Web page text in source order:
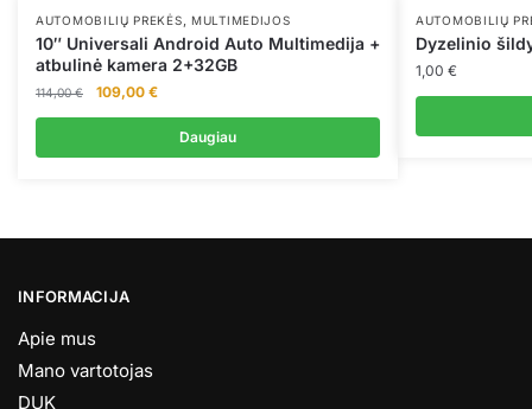
AUTOMOBILIŲ PREKĖS,MULTIMEDIJOS
10″ Universali Android Auto Multimedija +
atbulinė kamera 2+32GB
114,00€
Original
price
114,00 €.
109,00 €Current
price
109,00 €.
Daugiau
AUTOMOBILIŲ
Dyzelinio
1,00 €
INFORMACIJA
Apie mus
Mano vartotojas
DUK